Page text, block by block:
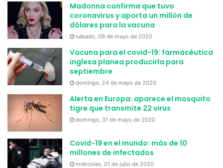
Madonna confirma que tuvo
coronavirus y aporta un millón de
dólares para la vacuna
sábado, 09 de mayo de 2020
Vacuna para el covid-19: farmacéutica
inglesa planea producirla para
septiembre
domingo, 24 de mayo de 2020
Alerta en Europa: aparece el mosquito
tigre que transmite 22 virus
domingo, 31 de mayo de 2020
Covid-19 en el mundo: más de 10
millones de infectados
miércoles, 01 de julio de 2020